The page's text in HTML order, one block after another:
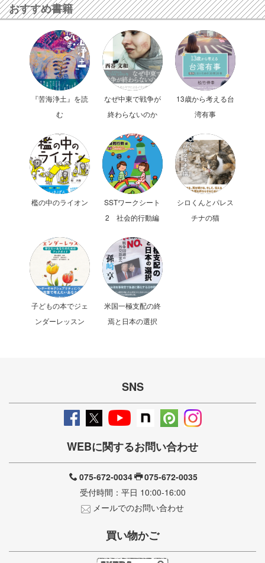
おすすめ書籍
『苦海浄土』を読
む
なぜ中東で戦争が
終わらないのか
13歳から考える台
湾有事
檻の中のライオン
SSTワークシート
2 社会的行動編
シロくんとパレス
チナの猫
子どもの本でジェ
ンダーレッスン
米国一極支配の終
焉と日本の選択
SNS
WEBに関するお問い合わせ
075-672-0034
075-672-0035
受付時間：平日 10:00-16:00
メールでのお問い合わせ
買い物かご